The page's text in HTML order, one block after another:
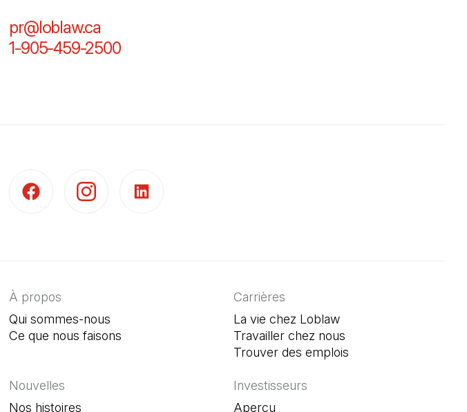
pr@loblaw.ca
1-905-459-2500(Il s'ouvre dans un nouvel onglet)
À propos
Qui sommes-nous
Ce que nous faisons
Carrières
La vie chez Loblaw
Travailler chez nous
Trouver des emplois
Nouvelles
Nos histoires
Investisseurs
Aperçu